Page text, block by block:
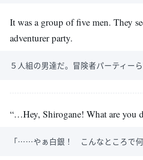
It was a group of five men. They
adventurer party.
５人組の男達だ。冒険者パーティーら
“…Hey, Shirogane! What are you
「……やぁ白銀！ こんなところで何